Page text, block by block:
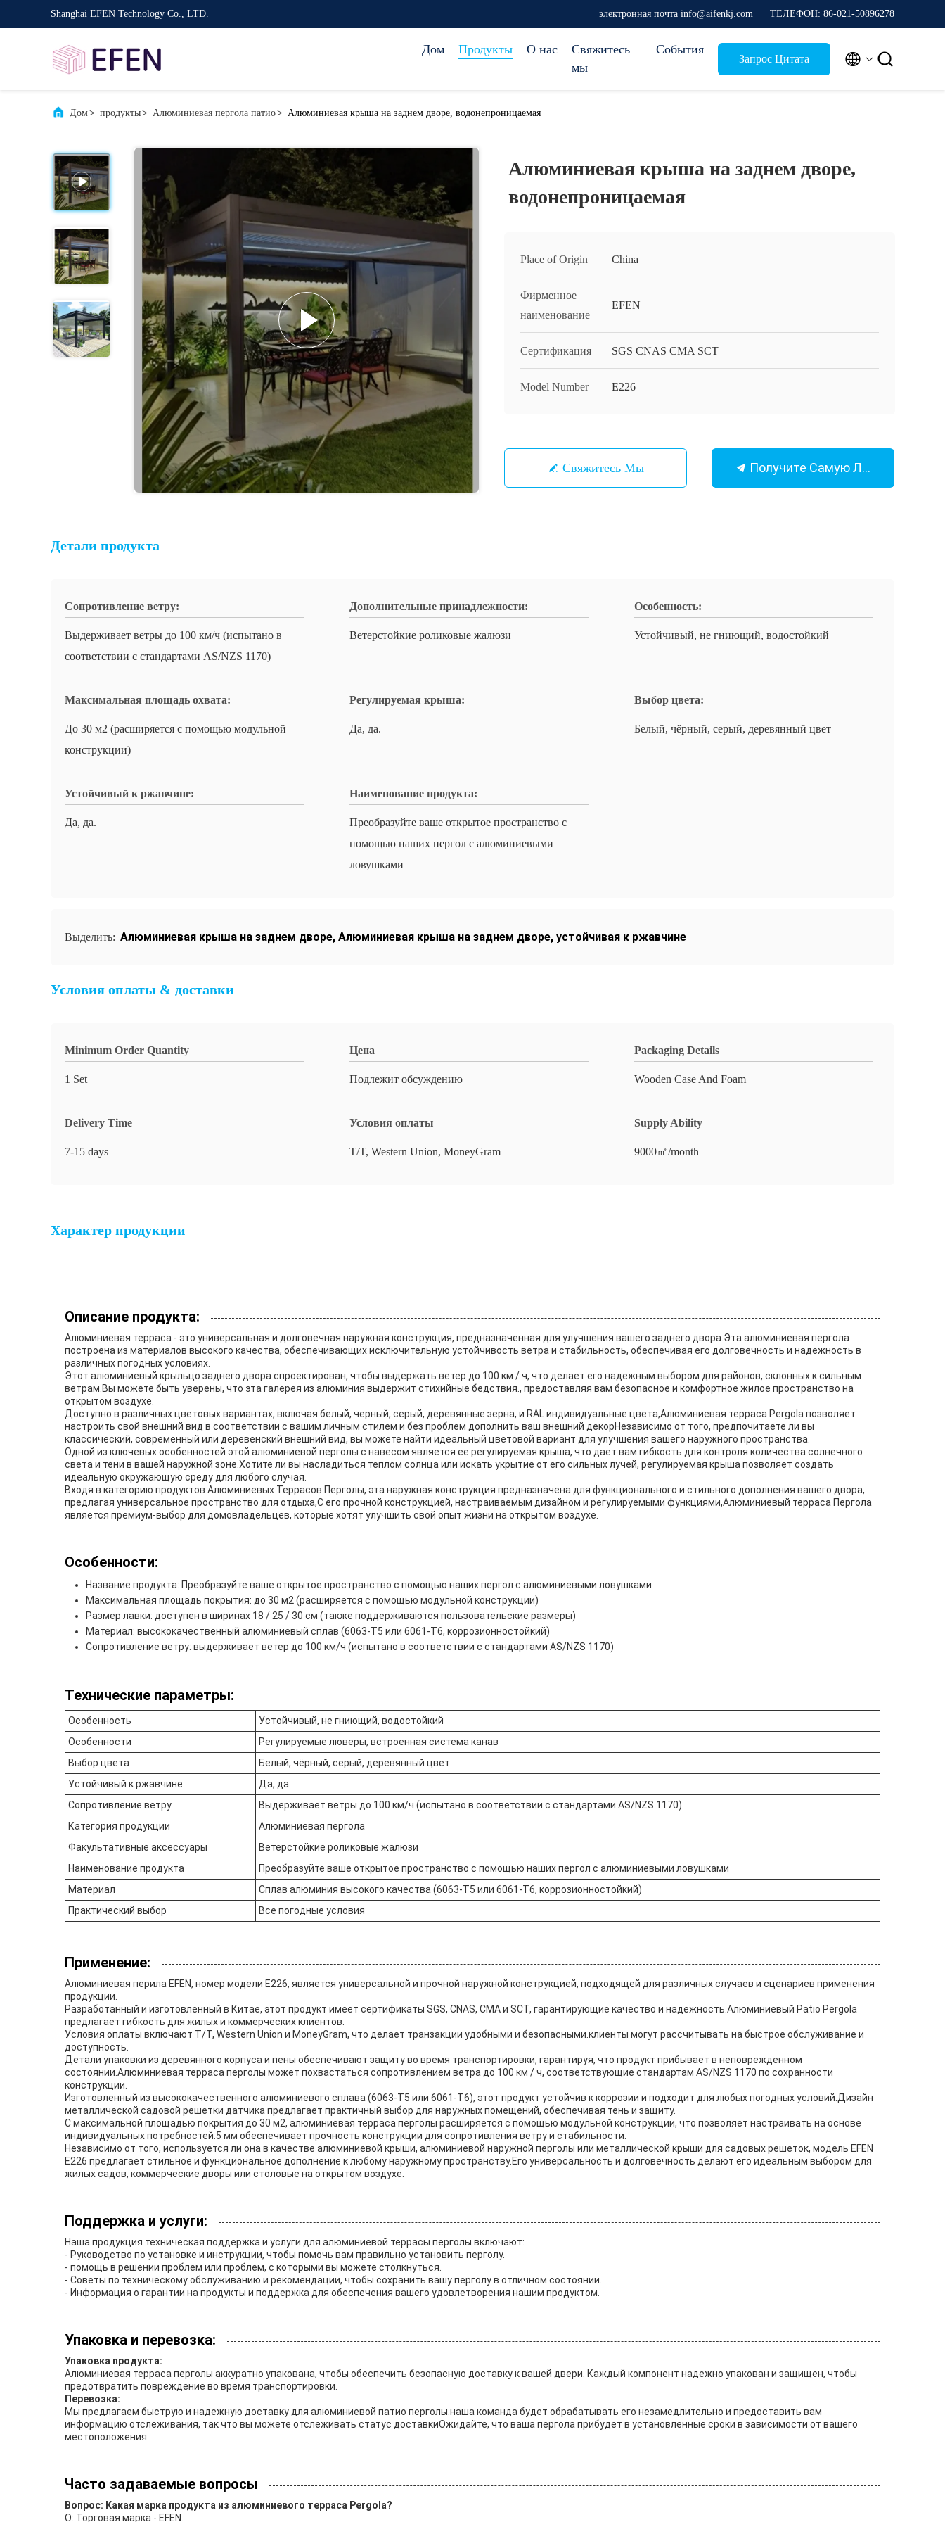
Shanghai EFEN Technology Co., LTD. электронная почта info@aifenkj.com ТЕЛЕФОН: 86-021-50896278
Дом Продукты О нас
Свяжитесь
мы
События
Запрос Цитата  
Дом> продукты> Алюминиевая пергола патио> Алюминиевая крыша на заднем дворе, водонепроницаемая
Алюминиевая крыша на заднем дворе,
водонепроницаемая
Place of Origin China
Фирменное
наименование
EFEN
Сертификация SGS CNAS CMA SCT
Model Number E226
Свяжитесь Мы Получите Самую Лучшую Цену
Детали продукта
Сопротивление ветру:
Выдерживает ветры до 100 км/ч (испытано в
соответствии с стандартами AS/NZS 1170)
Дополнительные принадлежности:
Ветерстойкие роликовые жалюзи
Особенность:
Устойчивый, не гниющий, водостойкий
Максимальная площадь охвата:
До 30 м2 (расширяется с помощью модульной
конструкции)
Регулируемая крыша:
Да, да.
Выбор цвета:
Белый, чёрный, серый, деревянный цвет
Устойчивый к ржавчине:
Да, да.
Наименование продукта:
Преобразуйте ваше открытое пространство с
помощью наших пергол с алюминиевыми
ловушками
Выделить: Алюминиевая крыша на заднем дворе, Алюминиевая крыша на заднем дворе, устойчивая к ржавчине
Условия оплаты & доставки
Minimum Order Quantity
1 Set
Цена
Подлежит обсуждению
Packaging Details
Wooden Case And Foam
Delivery Time
7-15 days
Условия оплаты
T/T, Western Union, MoneyGram
Supply Ability
9000㎡/month
Характер продукции
Описание продукта:
Алюминиевая терраса - это универсальная и долговечная наружная конструкция, предназначенная для улучшения вашего заднего двора.Эта алюминиевая пергола
построена из материалов высокого качества, обеспечивающих исключительную устойчивость ветра и стабильность, обеспечивая его долговечность и надежность в
различных погодных условиях.
Этот алюминиевый крыльцо заднего двора спроектирован, чтобы выдержать ветер до 100 км / ч, что делает его надежным выбором для районов, склонных к сильным
ветрам.Вы можете быть уверены, что эта галерея из алюминия выдержит стихийные бедствия., предоставляя вам безопасное и комфортное жилое пространство на
открытом воздухе.
Доступно в различных цветовых вариантах, включая белый, черный, серый, деревянные зерна, и RAL индивидуальные цвета,Алюминиевая терраса Pergola позволяет
настроить свой внешний вид в соответствии с вашим личным стилем и без проблем дополнить ваш внешний декорНезависимо от того, предпочитаете ли вы
классический, современный или деревенский внешний вид, вы можете найти идеальный цветовой вариант для улучшения вашего наружного пространства.
Одной из ключевых особенностей этой алюминиевой перголы с навесом является ее регулируемая крыша, что дает вам гибкость для контроля количества солнечного
света и тени в вашей наружной зоне.Хотите ли вы насладиться теплом солнца или искать укрытие от его сильных лучей, регулируемая крыша позволяет создать
идеальную окружающую среду для любого случая.
Входя в категорию продуктов Алюминиевых Террасов Перголы, эта наружная конструкция предназначена для функционального и стильного дополнения вашего двора,
предлагая универсальное пространство для отдыха,С его прочной конструкцией, настраиваемым дизайном и регулируемыми функциями,Алюминиевый терраса Пергола
является премиум-выбор для домовладельцев, которые хотят улучшить свой опыт жизни на открытом воздухе.
Особенности:
Название продукта: Преобразуйте ваше открытое пространство с помощью наших пергол с алюминиевыми ловушками
Максимальная площадь покрытия: до 30 м2 (расширяется с помощью модульной конструкции)
Размер лавки: доступен в ширинах 18 / 25 / 30 см (также поддерживаются пользовательские размеры)
Материал: высококачественный алюминиевый сплав (6063-T5 или 6061-T6, коррозионностойкий)
Сопротивление ветру: выдерживает ветер до 100 км/ч (испытано в соответствии с стандартами AS/NZS 1170)
Технические параметры:
Особенность
Устойчивый, не гниющий, водостойкий
Особенности
Регулируемые люверы, встроенная система канав
Выбор цвета
Белый, чёрный, серый, деревянный цвет
Устойчивый к ржавчине
Да, да.
Сопротивление ветру
Выдерживает ветры до 100 км/ч (испытано в соответствии с стандартами AS/NZS 1170)
Категория продукции
Алюминиевая пергола
Факультативные аксессуары
Ветерстойкие роликовые жалюзи
Наименование продукта
Преобразуйте ваше открытое пространство с помощью наших пергол с алюминиевыми ловушками
Материал
Сплав алюминия высокого качества (6063-T5 или 6061-T6, коррозионностойкий)
Практический выбор
Все погодные условия
Применение:
Алюминиевая перила EFEN, номер модели E226, является универсальной и прочной наружной конструкцией, подходящей для различных случаев и сценариев применения
продукции.
Разработанный и изготовленный в Китае, этот продукт имеет сертификаты SGS, CNAS, CMA и SCT, гарантирующие качество и надежность.Алюминиевый Patio Pergola
предлагает гибкость для жилых и коммерческих клиентов.
Условия оплаты включают T/T, Western Union и MoneyGram, что делает транзакции удобными и безопасными.клиенты могут рассчитывать на быстрое обслуживание и
доступность.
Детали упаковки из деревянного корпуса и пены обеспечивают защиту во время транспортировки, гарантируя, что продукт прибывает в неповрежденном
состоянии.Алюминиевая терраса перголы может похвастаться сопротивлением ветра до 100 км / ч, соответствующие стандартам AS/NZS 1170 по сохранности
конструкции.
Изготовленный из высококачественного алюминиевого сплава (6063-T5 или 6061-T6), этот продукт устойчив к коррозии и подходит для любых погодных условий.Дизайн
металлической садовой решетки датчика предлагает практичный выбор для наружных помещений, обеспечивая тень и защиту.
С максимальной площадью покрытия до 30 м2, алюминиевая терраса перголы расширяется с помощью модульной конструкции, что позволяет настраивать на основе
индивидуальных потребностей.5 мм обеспечивает прочность конструкции для сопротивления ветру и стабильности.
Независимо от того, используется ли она в качестве алюминиевой крыши, алюминиевой наружной перголы или металлической крыши для садовых решеток, модель EFEN
E226 предлагает стильное и функциональное дополнение к любому наружному пространству.Его универсальность и долговечность делают его идеальным выбором для
жилых садов, коммерческие дворы или столовые на открытом воздухе.
Поддержка и услуги:
Наша продукция техническая поддержка и услуги для алюминиевой террасы перголы включают:
- Руководство по установке и инструкции, чтобы помочь вам правильно установить перголу.
- помощь в решении проблем или проблем, с которыми вы можете столкнуться.
- Советы по техническому обслуживанию и рекомендации, чтобы сохранить вашу перголу в отличном состоянии.
- Информация о гарантии на продукты и поддержка для обеспечения вашего удовлетворения нашим продуктом.
Упаковка и перевозка:
Упаковка продукта:
Алюминиевая терраса перголы аккуратно упакована, чтобы обеспечить безопасную доставку к вашей двери. Каждый компонент надежно упакован и защищен, чтобы
предотвратить повреждение во время транспортировки.
Перевозка:
Мы предлагаем быструю и надежную доставку для алюминиевой патио перголы.наша команда будет обрабатывать его незамедлительно и предоставить вам
информацию отслеживания, так что вы можете отслеживать статус доставкиОжидайте, что ваша пергола прибудет в установленные сроки в зависимости от вашего
местоположения.
Часто задаваемые вопросы
Вопрос: Какая марка продукта из алюминиевого терраса Pergola?
О: Торговая марка - EFEN.